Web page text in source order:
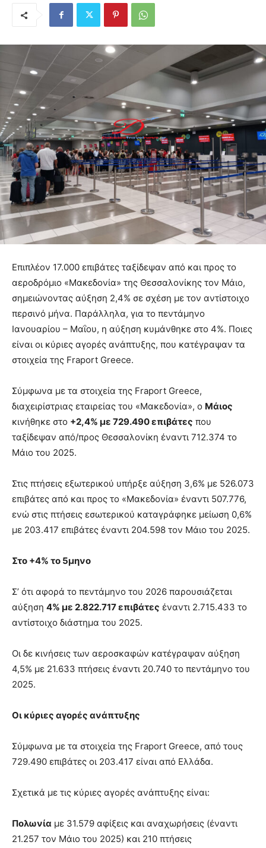
Επιπλέον 17.000 επιβάτες ταξίδεψαν από και προς το
αεροδρόμιο «Μακεδονία» της Θεσσαλονίκης τον Μάιο,
σημειώνοντας αύξηση 2,4% σε σχέση με τον αντίστοιχο
περσινό μήνα. Παράλληλα, για το πεντάμηνο
Ιανουαρίου – Μαΐου, η αύξηση κυμάνθηκε στο 4%. Ποιες
είναι οι κύριες αγορές ανάπτυξης, που κατέγραψαν τα
στοιχεία της Fraport Greece.
Σύμφωνα με τα στοιχεία της Fraport Greece,
διαχειρίστριας εταιρείας του «Μακεδονία», ο Μάιος
κινήθηκε στο +2,4% με 729.490 επιβάτες που
ταξίδεψαν από/προς Θεσσαλονίκη έναντι 712.374 το
Μάιο του 2025.
Στις πτήσεις εξωτερικού υπήρξε αύξηση 3,6% με 526.073
επιβάτες από και προς το «Μακεδονία» έναντι 507.776,
ενώ στις πτήσεις εσωτερικού καταγράφηκε μείωση 0,6%
με 203.417 επιβάτες έναντι 204.598 τον Μάιο του 2025.
Στο +4% το 5μηνο
Σ’ ότι αφορά το πεντάμηνο του 2026 παρουσιάζεται
αύξηση 4% με 2.822.717 επιβάτες έναντι 2.715.433 το
αντίστοιχο διάστημα του 2025.
Οι δε κινήσεις των αεροσκαφών κατέγραψαν αύξηση
4,5% με 21.633 πτήσεις έναντι 20.740 το πεντάμηνο του
2025.
Οι κύριες αγορές ανάπτυξης
Σύμφωνα με τα στοιχεία της Fraport Greece, από τους
729.490 επιβάτες οι 203.417 είναι από Ελλάδα.
Σχετικά με τις κύριες αγορές ανάπτυξης είναι:
Πολωνία με 31.579 αφίξεις και αναχωρήσεις (έναντι
21.257 τον Μάιο του 2025) και 210 πτήσεις